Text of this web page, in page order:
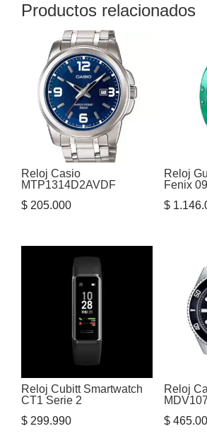
Productos relacionados
Reloj Casio
MTP1314D2AVDF
$ 205.000
Reloj
Fenix
$
Reloj Cubitt Smartwatch
CT1 Serie 2
$ 299.990
Reloj
$